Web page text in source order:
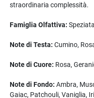
straordinaria complessità.
Famiglia Olfattiva:
Note di Testa: Cumino,
Note di Cuore: Rosa,
Note di Fondo: Ambra,
Gaiac, Patchouli, Vaniglia,